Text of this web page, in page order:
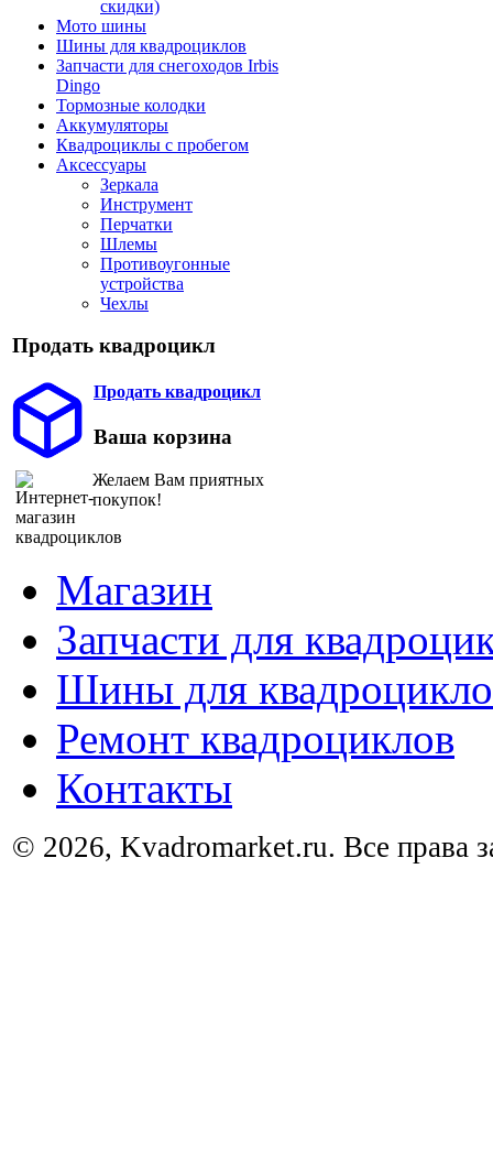
скидки)
Мото шины
Шины для квадроциклов
Запчасти для снегоходов Irbis
Dingo
Тормозные колодки
Аккумуляторы
Квадроциклы с пробегом
Аксессуары
Зеркала
Инструмент
Перчатки
Шлемы
Противоугонные
устройства
Чехлы
Продать квадроцикл
Продать квадроцикл
Ваша корзина
Желаем Вам приятных
покупок!
Магазин
Запчасти для
Шины для
Ремонт квадроциклов
Контакты
© 2026, Kvadromarket.ru. Все права